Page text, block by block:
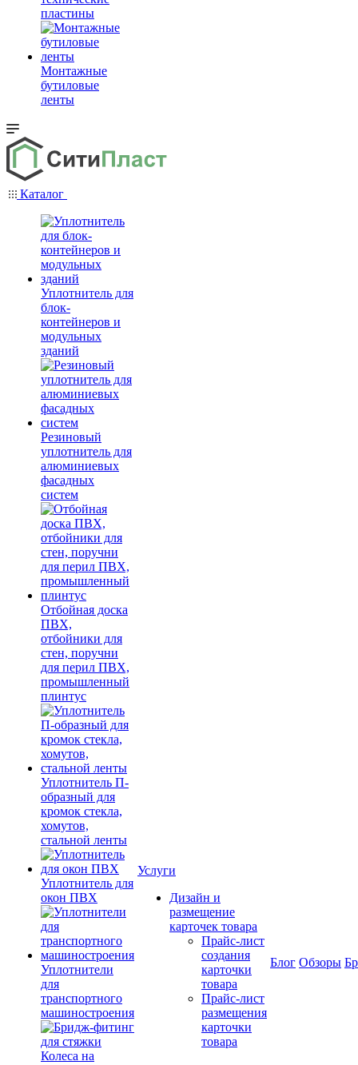
пластины
Монтажные
бутиловые
ленты
Каталог
Уплотнитель для
блок-
контейнеров и
модульных
зданий
Резиновый
уплотнитель для
алюминиевых
фасадных
систем
Отбойная доска
ПВХ,
отбойники для
стен, поручни
для перил ПВХ,
промышленный
плинтус
Уплотнитель П-
образный для
кромок стекла,
хомутов,
стальной ленты
Уплотнитель для
окон ПВХ
Уплотнители
для
транспортного
машиностроения
Услуги
Дизайн и
размещение
карточек товара
Прайс-лист
создания
карточки
товара
Прайс-лист
размещения
карточки
товара
Блог Обзоры